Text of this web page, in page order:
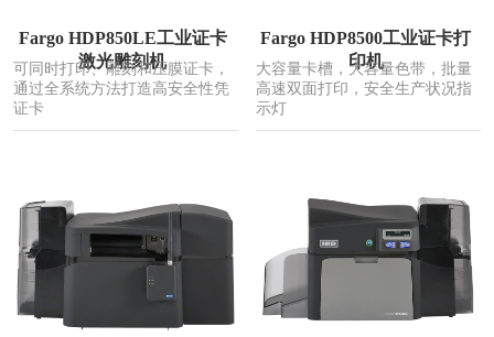
Fargo HDP850LE工业证卡
激光雕刻机
可同时打印、雕刻和压膜证卡，
通过全系统方法打造高安全性凭
证卡
Fargo HDP8500工业证卡打
印机
大容量卡槽，大容量色带，批量
高速双面打印，安全生产状况指
示灯